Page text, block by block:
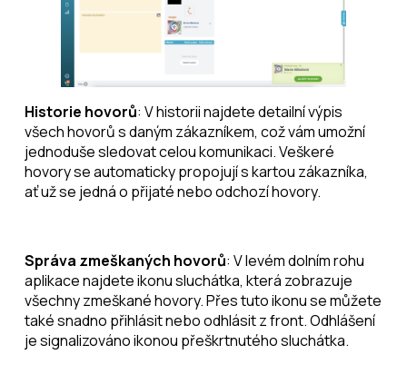
Historie hovorů: V historii najdete detailní výpis
všech hovorů s daným zákazníkem, což vám umožní
jednoduše sledovat celou komunikaci. Veškeré
hovory se automaticky propojují s kartou zákazníka,
ať už se jedná o přijaté nebo odchozí hovory.
Správa zmeškaných hovorů: V levém dolním rohu
aplikace najdete ikonu sluchátka, která zobrazuje
všechny zmeškané hovory. Přes tuto ikonu se můžete
také snadno přihlásit nebo odhlásit z front. Odhlášení
je signalizováno ikonou přeškrtnutého sluchátka.